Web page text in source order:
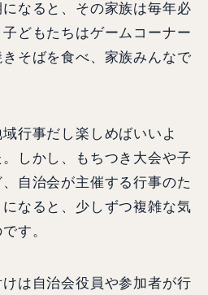
なると、その家族は毎年必
どもたちはゲームコーナー
そばを食べ、家族みんなで
行事だし楽しめばいいよ
しかし、もちつき大会や子
自治会が主催する行事のた
なると、少しずつ複雑な気
す。
は自治会役員や参加者が行